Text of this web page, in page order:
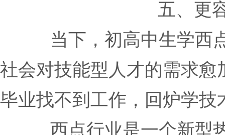
五、更
当下，初高中生学西
社会对技能型人才的需求
毕业找不到工作，回炉学技
西点行业是一个新型